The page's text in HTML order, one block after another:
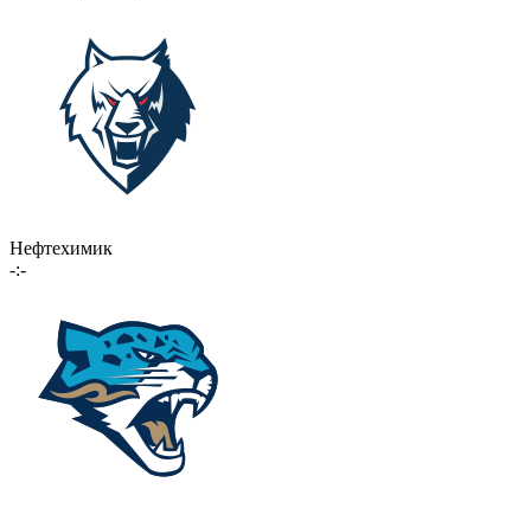
Нефтехимик
-:-